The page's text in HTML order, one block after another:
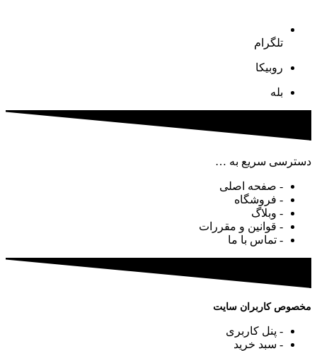
تلگرام
روبیکا
بله
دسترسی سریع به …
- صفحه اصلی
- فروشگاه
- وبلاگ
- قوانین و مقررات
- تماس با ما
مخصوص کاربران سایت
- پنل کاربری
- سبد خرید